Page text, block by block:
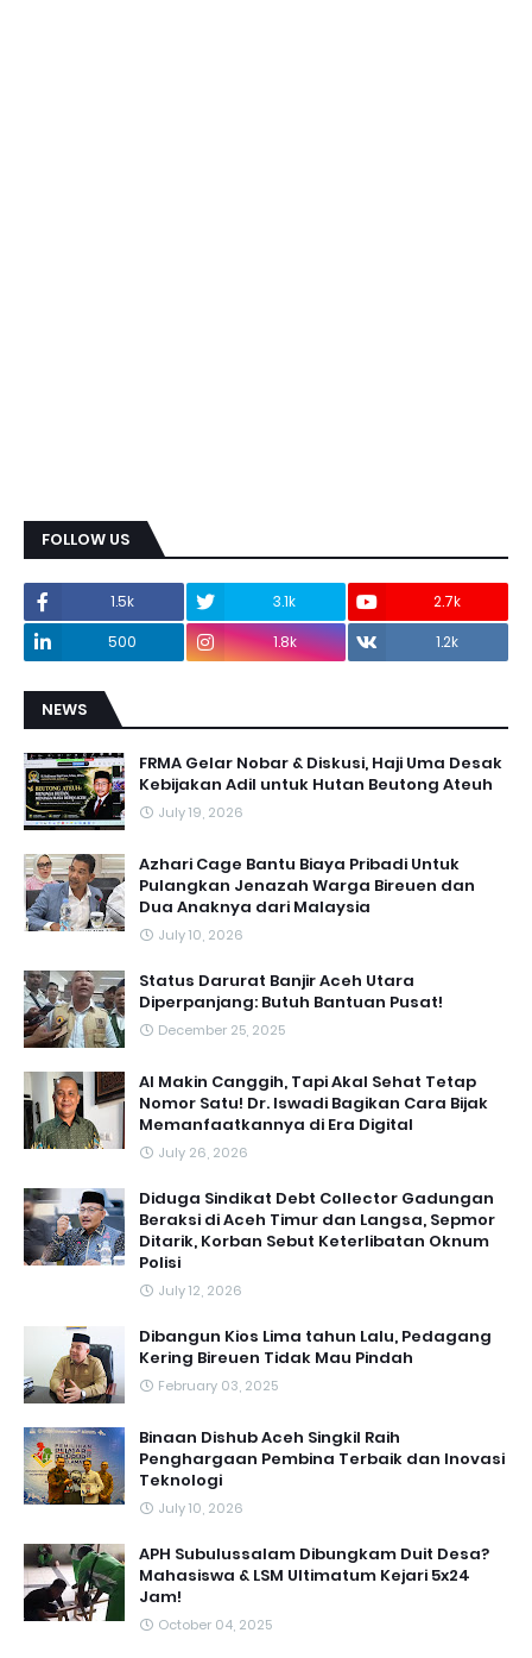
FOLLOW US
1.5k 3.1k
2.7k
500
1.8k 1.2k
NEWS
FRMA Gelar Nobar & Diskusi, Haji Uma Desak
Kebijakan Adil untuk Hutan Beutong Ateuh
July 19, 2026
Azhari Cage Bantu Biaya Pribadi Untuk
Pulangkan Jenazah Warga Bireuen dan
Dua Anaknya dari Malaysia
July 10, 2026
Status Darurat Banjir Aceh Utara
Diperpanjang: Butuh Bantuan Pusat!
December 25, 2025
AI Makin Canggih, Tapi Akal Sehat Tetap
Nomor Satu! Dr. Iswadi Bagikan Cara Bijak
Memanfaatkannya di Era Digital
July 26, 2026
Diduga Sindikat Debt Collector Gadungan
Beraksi di Aceh Timur dan Langsa, Sepmor
Ditarik, Korban Sebut Keterlibatan Oknum
Polisi
July 12, 2026
Dibangun Kios Lima tahun Lalu, Pedagang
Kering Bireuen Tidak Mau Pindah
February 03, 2025
Binaan Dishub Aceh Singkil Raih
Penghargaan Pembina Terbaik dan Inovasi
Teknologi
July 10, 2026
APH Subulussalam Dibungkam Duit Desa?
Mahasiswa & LSM Ultimatum Kejari 5x24
Jam!
October 04, 2025